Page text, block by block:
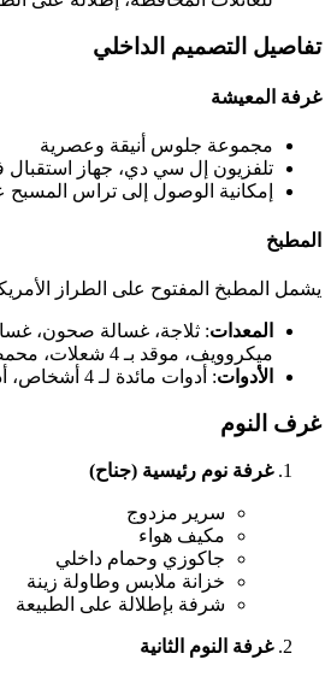
تفاصيل التصميم الداخلي
غرفة المعيشة
مجموعة جلوس أنيقة وعصرية
تلفزيون إل سي دي، جهاز استقبال
إمكانية الوصول إلى تراس المسبح
المطبخ
يشمل المطبخ المفتوح على الطراز
المعدات: ثلاجة، غسالة صحون،
ميكروويف، موقد بـ 4 شعلات، محمصة خبز
الأدوات: أدوات مائدة لـ 4 أشخاص، أدوات طهي
غرف النوم
غرفة نوم رئيسية (جناح)
سرير مزدوج
مكيف هواء
جاكوزي وحمام داخلي
خزانة ملابس وطاولة زينة
شرفة بإطلالة على الطبيعة
غرفة النوم الثانية